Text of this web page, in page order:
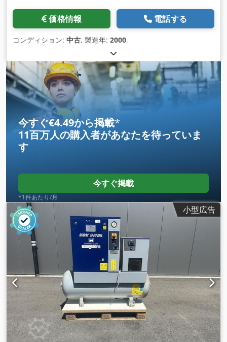
価格情報 電話する
コンディション: 中古, 製造年: 2000,
今すぐ€4.49から掲載*
11百万人の購入者があなたを待っていま
す
今すぐ掲載
*1件あたり/月
小型広告